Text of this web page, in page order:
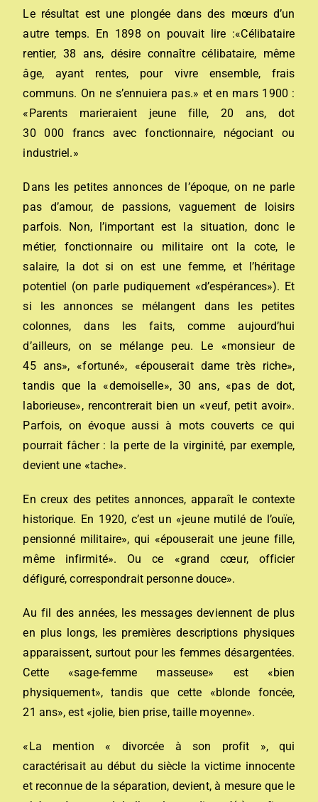
Le résultat est une plongée dans des mœurs d’un
autre temps. En 1898 on pouvait lire :«Célibataire
rentier, 38 ans, désire connaître célibataire, même
âge, ayant rentes, pour vivre ensemble, frais
communs. On ne s’ennuiera pas.» et en mars 1900 :
«Parents marieraient jeune fille, 20 ans, dot
30 000 francs avec fonctionnaire, négociant ou
industriel.»
Dans les petites annonces de l’époque, on ne parle
pas d’amour, de passions, vaguement de loisirs
parfois. Non, l’important est la situation, donc le
métier, fonctionnaire ou militaire ont la cote, le
salaire, la dot si on est une femme, et l’héritage
potentiel (on parle pudiquement «d’espérances»). Et
si les annonces se mélangent dans les petites
colonnes, dans les faits, comme aujourd’hui
d’ailleurs, on se mélange peu. Le «monsieur de
45 ans», «fortuné», «épouserait dame très riche»,
tandis que la «demoiselle», 30 ans, «pas de dot,
laborieuse», rencontrerait bien un «veuf, petit avoir».
Parfois, on évoque aussi à mots couverts ce qui
pourrait fâcher : la perte de la virginité, par exemple,
devient une «tache».
En creux des petites annonces, apparaît le contexte
historique. En 1920, c’est un «jeune mutilé de l’ouïe,
pensionné militaire», qui «épouserait une jeune fille,
même infirmité». Ou ce «grand cœur, officier
défiguré, correspondrait personne douce».
Au fil des années, les messages deviennent de plus
en plus longs, les premières descriptions physiques
apparaissent, surtout pour les femmes désargentées.
Cette «sage-femme masseuse» est «bien
physiquement», tandis que cette «blonde foncée,
21 ans», est «jolie, bien prise, taille moyenne».
«La mention « divorcée à son profit », qui
caractérisait au début du siècle la victime innocente
et reconnue de la séparation, devient, à mesure que le